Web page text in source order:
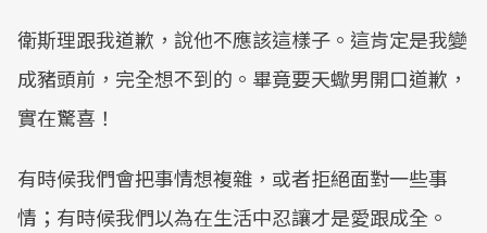
衛斯理跟我道歉，說他不應該這樣子。這肯定是我變
成豬頭前，完全想不到的。畢竟要天蠍男開口道歉，
實在驚喜！
有時候我們會把事情想複雜，或者拒絕面對一些事
情；有時候我們以為在生活中忍讓才是愛跟成全。